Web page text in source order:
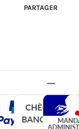
PARTAGER